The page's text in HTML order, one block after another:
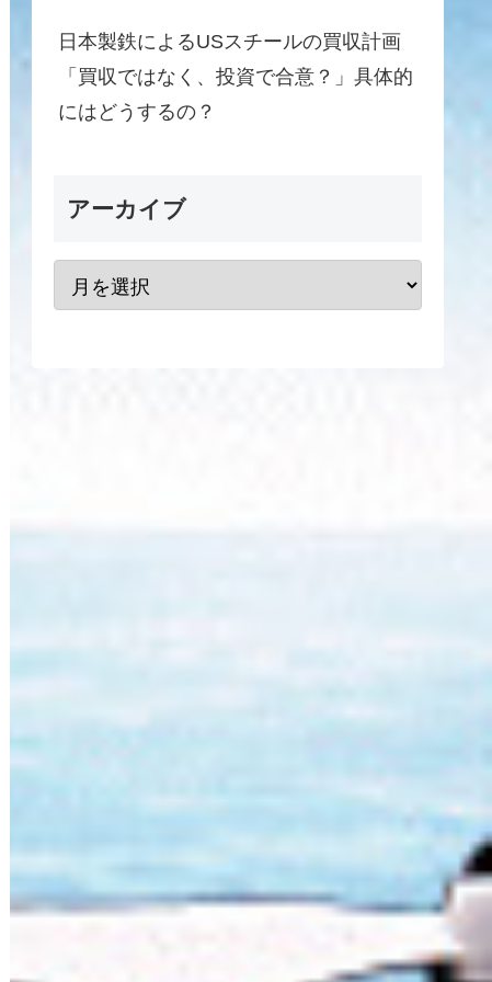
日本製鉄によるUSスチールの買収計画
「買収ではなく、投資で合意？」具体的
にはどうするの？
アーカイブ